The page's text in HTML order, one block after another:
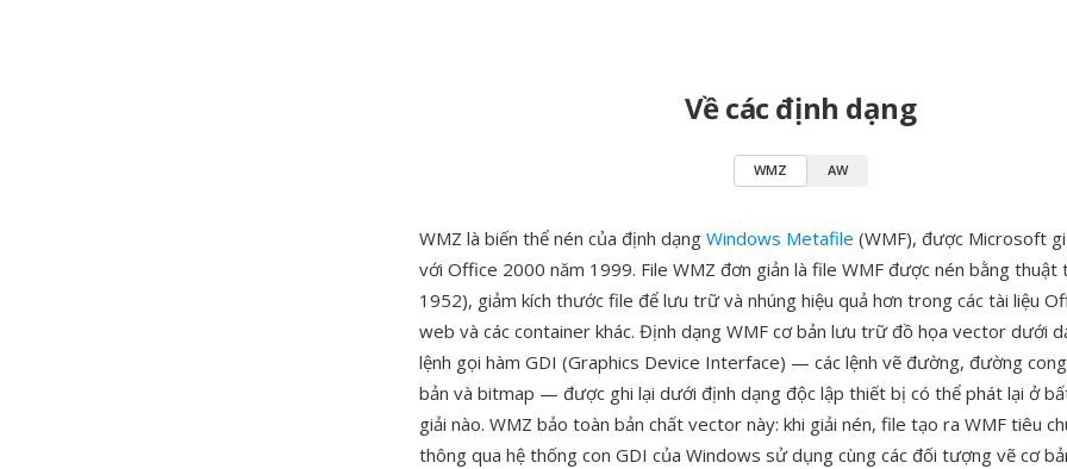
Về các định dạng
WMZ AW
WMZ là biến thể nén của định dạng Windows Metafile (WMF), được Microsoft
với Office 2000 năm 1999. File WMZ đơn giản là file WMF được nén bằng thuật
1952), giảm kích thước file để lưu trữ và nhúng hiệu quả hơn trong các tài liệu
web và các container khác. Định dạng WMF cơ bản lưu trữ đồ họa vector dưới
lệnh gọi hàm GDI (Graphics Device Interface) — các lệnh vẽ đường, đường
bản và bitmap — được ghi lại dưới định dạng độc lập thiết bị có thể phát lại ở
giải nào. WMZ bảo toàn bản chất vector này: khi giải nén, file tạo ra WMF tiêu
thông qua hệ thống con GDI của Windows sử dụng cùng các đối tượng vẽ cơ